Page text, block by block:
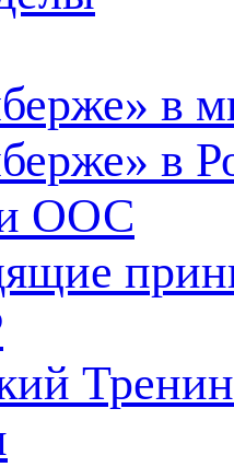
в
в
ООС